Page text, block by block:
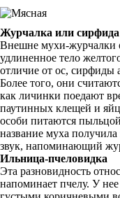
Журчалка или сирфида
Внешне мухи-журчалки
удлиненное тело
отличие от ос, сирфиды
Более того, они
как личинки поедают
паутинных клещей и
особи питаются
название муха получила
звук, напоминающий
Ильница-пчеловидка
Эта разновидность
напоминает пчелу. У